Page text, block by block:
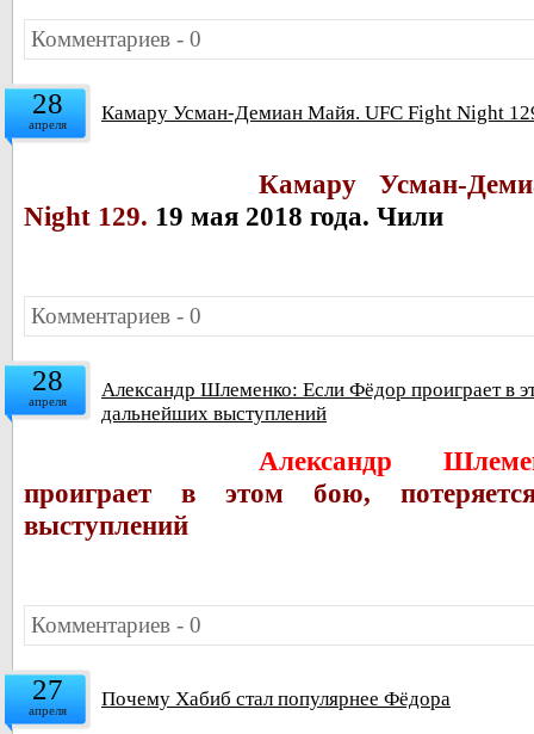
Комментариев - 0
28
апреля Камару Усман-Демиан Майя. UFC Fight Night
Камару Усман-
Night 129. 19 мая 2018 года. Чили
Комментариев - 0
28
апреля
Александр Шлеменко: Если Фёдор проиграет в
дальнейших выступлений
Александр
проиграет в этом бою,
выступлений
Комментариев - 0
27
апреля Почему Хабиб стал популярнее Фёдора